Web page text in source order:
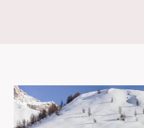
local, nous sommes à
à nous joindre au06 74